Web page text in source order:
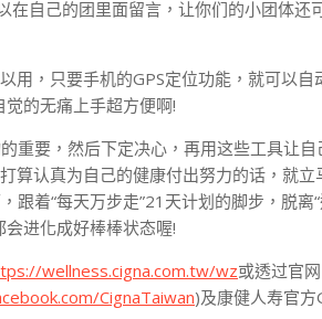
自己的团里面留言，让你们的小团体还
用，只要手机的GPS定位功能，就可以
的无痛上手超方便啊!
重要，然后下定决心，再用这些工具让
认真为自己的健康付出努力的话，就立
跟着“每天万步走”21天计划的脚步，脱离
进化成好棒棒状态喔!
wellness.cigna.com.tw/wz或透过官网
CignaTaiwan)及康健人寿官